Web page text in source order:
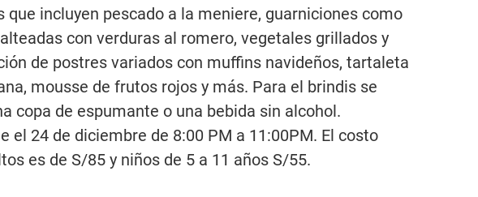
que incluyen pescado a la meniere, guarniciones como
con verduras al romero, vegetales grillados y
de postres variados con muffins navideños, tartaleta
mousse de frutos rojos y más. Para el brindis se
copa de espumante o una bebida sin alcohol.
el 24 de diciembre de 8:00 PM a 11:00PM. El costo
es de S/85 y niños de 5 a 11 años S/55.